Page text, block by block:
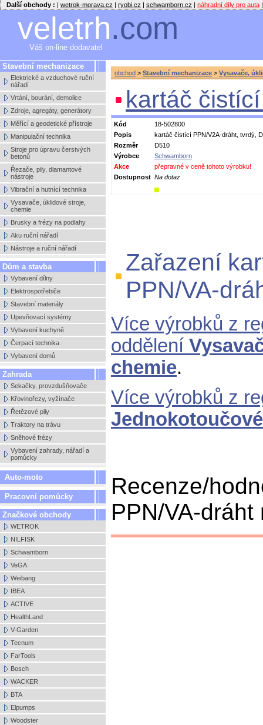
Další obchody : | wetrok-morava.cz | ryobi.cz | schwamborn.cz | náhradní díly pro auta |
veletrh.com
Váš on-line dodavatel
Stavební mechanizace
Elektrické a vzduchové ruční
nářadí
Vrtání, bourání, demolice
Zdroje, agregáty, generátory
Měřící a geodetické přístroje
Manipulační technika
Stroje pro úpravu čerstvých
betonů
Řezače, pily, diamantové
nástroje
Vibrační a hutnící technika
Vysavače, úklidové stroje,
chemie
Brusky a frézy na podlahy
Aku ruční nářadí
Nástroje a ruční nářadí
Dům a stavba
Vybavení dílny
Elektrospotřebiče
Stavební materiály
Upevňovací systémy
Vybavení kuchyně
Čerpací technika
Vybavení domů
Zahrada
Sekačky, provzdušňovače
Křovinořezy, vyžínače
Řetězové pily
Traktory na trávu
Sněhové frézy
Vybavení zahrady, nářadí a
pomůcky
Auto-moto
Pracovní pomůcky
Značkové obchody
WETROK
NILFISK
Schwamborn
VeGA
Weibang
IBEA
ACTIVE
HealthLand
V-Garden
Tecnum
FarTools
Bosch
WACKER
BTA
Elpumps
Woodster
obchod > Stavební mechanizace > Vysavače,
kartáč
Kód
18-502800
Popis
kartáč čistící PPN/V2A-dráht, tvrdý,
Rozměr
D510
Výrobce
Schwamborn
Akce
přepravné v ceně tohoto výrobku!
Dostupnost Na dotaz
Zařazení
PPN/VA-
Více výrobků z
oddělení
chemie.
Více výrobků z
Recenze/
PPN/VA-